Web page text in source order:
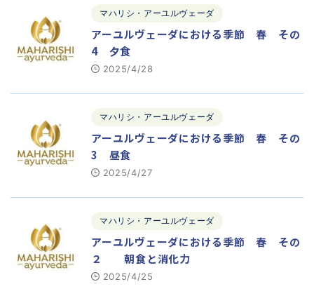
マハリシ・アーユルヴェーダ
アーユルヴェーダにおける季節 春 その
4 夕食
2025/4/28
マハリシ・アーユルヴェーダ
アーユルヴェーダにおける季節 春 その
3 昼食
2025/4/27
マハリシ・アーユルヴェーダ
アーユルヴェーダにおける季節 春 その
２ 朝食と消化力
2025/4/25